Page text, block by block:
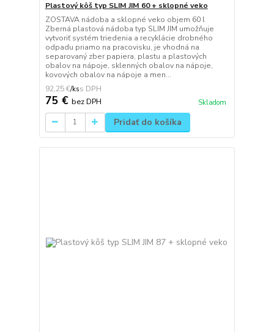
Plastový kôš typ SLIM JIM 60 + sklopné veko
ZOSTAVA nádoba a sklopné veko objem 60 l
Zberná plastová nádoba typ SLIM JIM umožňuje
vytvoriť systém triedenia a recyklácie drobného
odpadu priamo na pracovisku, je vhodná na
separovaný zber papiera, plastu a plastových
obalov na nápoje, sklenných obalov na nápoje,
kovových obalov na nápoje a men...
92,25 €/ks
75 € bez DPH Skladom
Pridať do košíka